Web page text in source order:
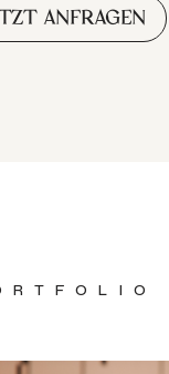
anfragen